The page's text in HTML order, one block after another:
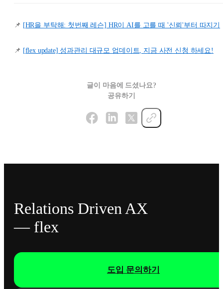
📌 [HR을 부탁해: 첫번째 레슨] HR이 AI를 고를 때 '신뢰'부터 따지기
📌 [flex update] 성과관리 대규모 업데이트, 지금 사전 신청 하세요!
글이 마음에 드셨나요?
공유하기
Relations Driven AX
— flex
도입 문의하기